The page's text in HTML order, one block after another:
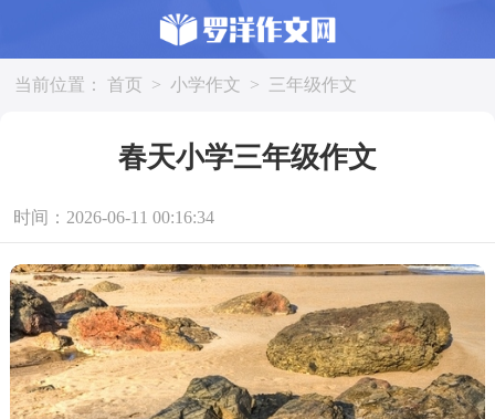
当前位置： 首页 > 小学作文 > 三年级作文
春天小学三年级作文
时间：2026-06-11 00:16:34